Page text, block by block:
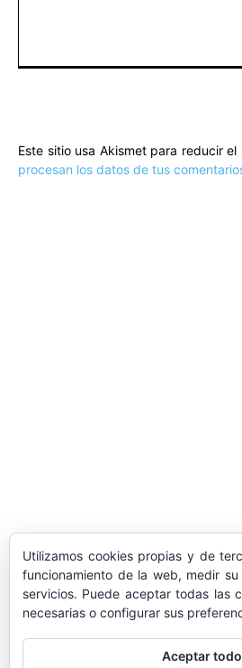
Este sitio usa Akismet para reducir el
procesan los datos de tus
LA DELEGACIÓN DE
ASISTE INVITADA A LA
DE LAS CUATRO
Utilizamos cookies propias y de
funcionamiento de la web, medir
servicios. Puede aceptar todas las
necesarias o configurar sus
Aceptar todo